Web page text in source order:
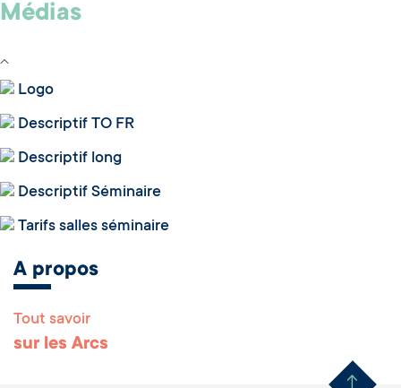
Médias
Logo
Descriptif TO FR
Descriptif long
Descriptif Séminaire
Tarifs salles séminaire
A propos
Tout savoir
sur les Arcs Remonter